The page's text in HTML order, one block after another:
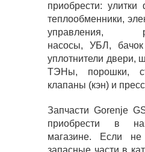
приобрести: улитки
теплообменники,
управления,
насосы, УБЛ, бачок
уплотнители двери,
ТЭНы, порошки,
клапаны (кэн) и
Запчасти Gorenje
приобрести в
магазине. Если
запасные части в